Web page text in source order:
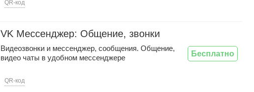
QR-код
VK Мессенджер: Общение, звонки
Видеозвонки и мессенджер, сообщения. Общение,
видео чаты в удобном мессенджере
QR-код
Бесплатно